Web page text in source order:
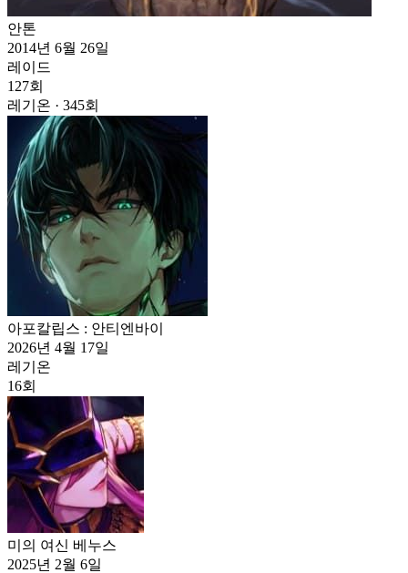
안톤
2014년 6월 26일
레이드
127회
레기온 · 345회
아포칼립스 : 안티엔바이
2026년 4월 17일
레기온
16회
미의 여신 베누스
2025년 2월 6일